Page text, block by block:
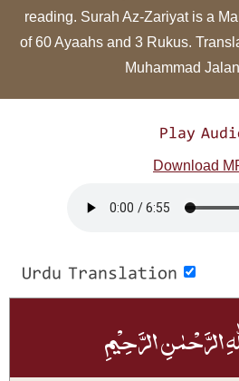
reading. Surah Az-Zariyat is a
of 60 Ayaahs and 3 Rukus.
Play
Download
Urdu Translation
الرَّحۡمٰنِ الرَّحِیۡمِ